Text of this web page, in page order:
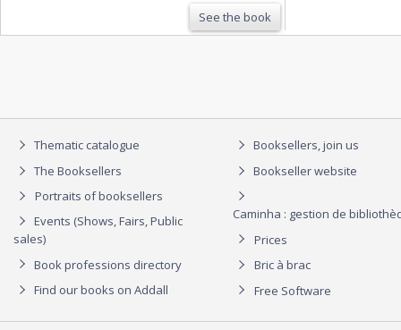
See the book
Thematic catalogue
The Booksellers
Portraits of booksellers
Events (Shows, Fairs, Public
sales)
Book professions directory
Find our books on Addall
Booksellers, join us
Bookseller website
Caminha : gestion de
Prices
Bric à brac
Free Software